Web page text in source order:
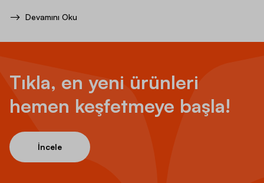
Devamını Oku
Tıkla, en yeni ürünleri
hemen keşfetmeye başla!
İncele